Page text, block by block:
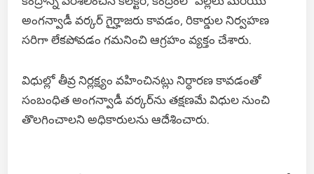
అంగన్వాడీ వర్కర్ గైర్హాజరు కావడం, రికార్డుల నిర్వహణ
సరిగా లేకపోవడం గమనించి ఆగ్రహం వ్యక్తం చేశారు.
విధుల్లో తీవ్ర నిర్లక్ష్యం వహించినట్లు నిర్ధారణ కావడంతో
సంబంధిత అంగన్వాడీ వర్కర్‌ను తక్షణమే విధుల నుంచి
తొలగించాలని అధికారులను ఆదేశించారు.